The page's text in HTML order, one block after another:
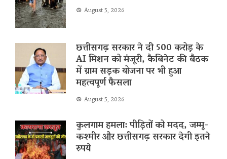
August 5, 2026
छत्तीसगढ़ सरकार ने दी 500 करोड़ के
AI मिशन को मंजूरी, कैबिनेट की बैठक
में ग्राम सड़क योजना पर भी हुआ
महत्वपूर्ण फैसला
August 5, 2026
कुलगाम हमला: पीड़ितों को मदद, जम्मू-
कश्मीर और छत्तीसगढ़ सरकार देगी इतने
रुपये